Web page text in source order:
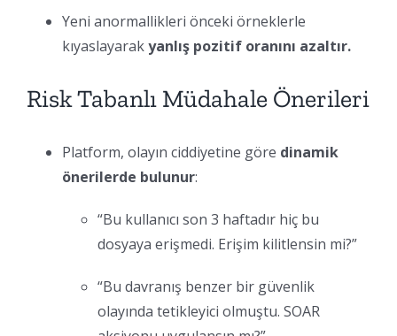
Yeni anormallikleri önceki örneklerle
kıyaslayarakyanlış pozitif oranını azaltır.
Risk Tabanlı Müdahale Önerileri
Platform, olayın ciddiyetine göre dinamik
önerilerde bulunur:
“Bu kullanıcı son 3 haftadır hiç bu
dosyaya erişmedi. Erişim kilitlensin mi?”
“Bu davranış benzer bir güvenlik
olayında tetikleyici olmuştu. SOAR